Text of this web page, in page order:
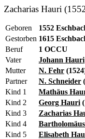
Zacharias Hauri
Geboren
1552
Gestorben 1615
Beruf
1 OCCU
Vater
Johann Hauri
Mutter
N. Fehr
Partner
N. Schneider
Kind 1
Mathäus
Kind 2
Georg Hauri
Kind 3
Zacharias
Kind 4
Kind 5
Elisabeth